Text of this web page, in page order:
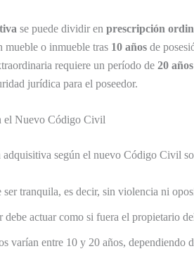
se puede dividir en prescripción
mueble o inmueble tras 10 años de
requiere un período de 20 años
jurídica para el poseedor.
el Nuevo Código Civil
según el nuevo Código Civil
ser tranquila, es decir, sin violencia ni
debe actuar como si fuera el propietario
varían entre 10 y 20 años, dependiendo